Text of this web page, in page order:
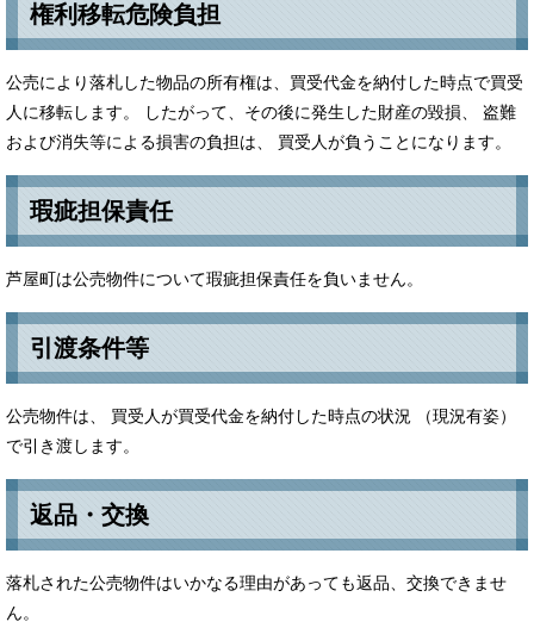
​権利移転危険負担
公売により落札した物品の所有権は、買受代金を納付した時点で買受
人に移転します。 したがって、その後に発生した財産の毀損、 盗難
および消失等による損害の負担は、 買受人が負うことになります。
瑕疵担保責任
芦屋町は公売物件について瑕疵担保責任を負いません。
​引渡条件等
公売物件は、 買受人が買受代金を納付した時点の状況 （現況有姿）
で引き渡します。
​​返品・交換
落札された公売物件はいかなる理由があっても返品、交換できませ
ん。